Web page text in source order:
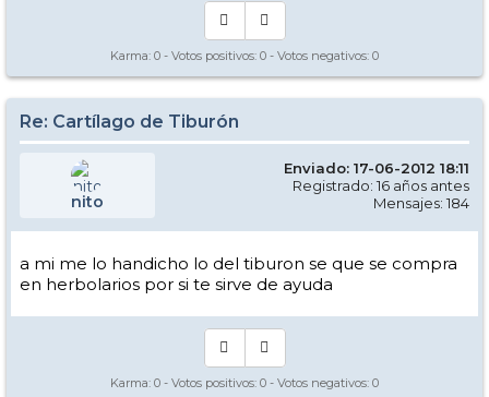
Karma: 0 - Votos positivos: 0 - Votos negativos: 0
Re: Cartílago de Tiburón
nito
Enviado: 17-06-2012 18:11
Registrado: 16 años antes
Mensajes: 184
a mi me lo handicho lo del tiburon se que se compra
en herbolarios por si te sirve de ayuda
Karma: 0 - Votos positivos: 0 - Votos negativos: 0